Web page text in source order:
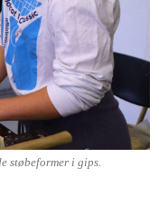
støbeformer i gips.